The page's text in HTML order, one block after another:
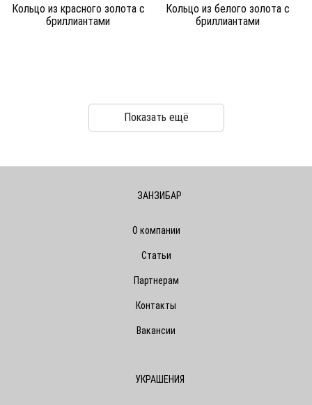
Кольцо из красного золота c
бриллиантами
Кольцо из белого золота c
бриллиантами
Показать ещё
ЗАНЗИБАР
О компании
Статьи
Партнерам
Контакты
Вакансии
УКРАШЕНИЯ